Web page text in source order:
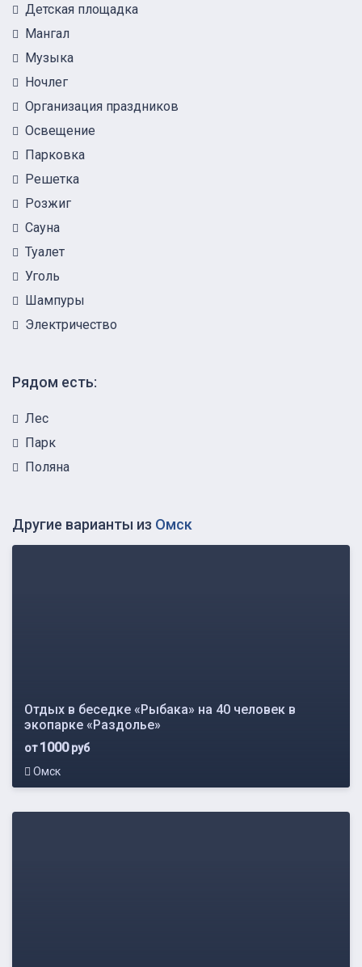
Детская площадка
Мангал
Музыка
Ночлег
Организация праздников
Освещение
Парковка
Решетка
Розжиг
Сауна
Туалет
Уголь
Шампуры
Электричество
Рядом есть:
Лес
Парк
Поляна
Другие варианты из Омск
Отдых в беседке «Рыбака» на 40 человек в
экопарке «Раздолье»
от1000руб
Омск